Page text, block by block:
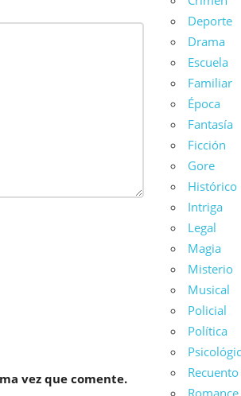
vez que comente.
Deporte
Drama
Escuela
Familiar
Época
Fantasía
Ficción
Gore
Histórico
Intriga
Legal
Magia
Misterio
Musical
Policial
Política
Romance